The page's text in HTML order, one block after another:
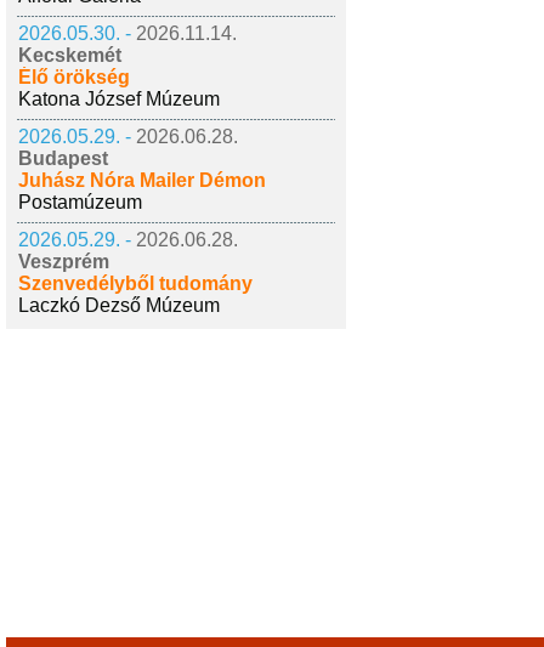
2026.05.30. - 2026.11.14.
Kecskemét
Élő örökség
Katona József Múzeum
2026.05.29. - 2026.06.28.
Budapest
Juhász Nóra Mailer Démon
Postamúzeum
2026.05.29. - 2026.06.28.
Veszprém
Szenvedélyből tudomány
Laczkó Dezső Múzeum